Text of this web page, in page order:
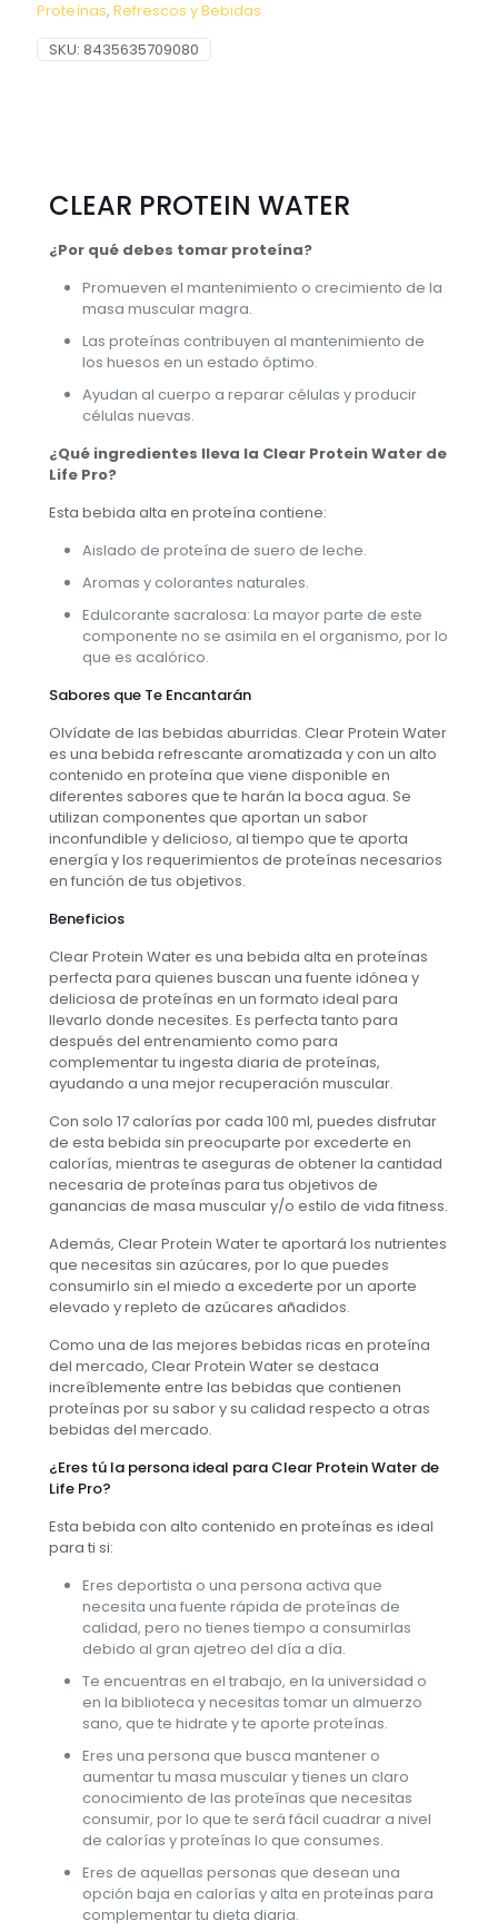
Proteínas, Refrescos y Bebidas
SKU: 8435635709080
CLEAR PROTEIN WATER
¿Por qué debes tomar proteína?
Promueven el mantenimiento o crecimiento de la
masa muscular magra.
Las proteínas contribuyen al mantenimiento de
los huesos en un estado óptimo.
Ayudan al cuerpo a reparar células y producir
células nuevas.
¿Qué ingredientes lleva la Clear Protein Water de
Life Pro?
Esta bebida alta en proteína contiene:
Aislado de proteína de suero de leche.
Aromas y colorantes naturales.
Edulcorante sacralosa: La mayor parte de este
componente no se asimila en el organismo, por lo
que es acalórico.
Sabores que Te Encantarán
Olvídate de las bebidas aburridas. Clear Protein Water
es una bebida refrescante aromatizada y con un alto
contenido en proteína que viene disponible en
diferentes sabores que te harán la boca agua. Se
utilizan componentes que aportan un sabor
inconfundible y delicioso, al tiempo que te aporta
energía y los requerimientos de proteínas necesarios
en función de tus objetivos.
Beneficios
Clear Protein Water es una bebida alta en proteínas
perfecta para quienes buscan una fuente idónea y
deliciosa de proteínas en un formato ideal para
llevarlo donde necesites. Es perfecta tanto para
después del entrenamiento como para
complementar tu ingesta diaria de proteínas,
ayudando a una mejor recuperación muscular.
Con solo 17 calorías por cada 100 ml, puedes disfrutar
de esta bebida sin preocuparte por excederte en
calorías, mientras te aseguras de obtener la cantidad
necesaria de proteínas para tus objetivos de
ganancias de masa muscular y/o estilo de vida fitness.
Además, Clear Protein Water te aportará los nutrientes
que necesitas sin azúcares, por lo que puedes
consumirlo sin el miedo a excederte por un aporte
elevado y repleto de azúcares añadidos.
Como una de las mejores bebidas ricas en proteína
del mercado, Clear Protein Water se destaca
increíblemente entre las bebidas que contienen
proteínas por su sabor y su calidad respecto a otras
bebidas del mercado.
¿Eres tú la persona ideal para Clear Protein Water de
Life Pro?
Esta bebida con alto contenido en proteínas es ideal
para ti si:
Eres deportista o una persona activa que
necesita una fuente rápida de proteínas de
calidad, pero no tienes tiempo a consumirlas
debido al gran ajetreo del día a día.
Te encuentras en el trabajo, en la universidad o
en la biblioteca y necesitas tomar un almuerzo
sano, que te hidrate y te aporte proteínas.
Eres una persona que busca mantener o
aumentar tu masa muscular y tienes un claro
conocimiento de las proteínas que necesitas
consumir, por lo que te será fácil cuadrar a nivel
de calorías y proteínas lo que consumes.
Eres de aquellas personas que desean una
opción baja en calorías y alta en proteínas para
complementar tu dieta diaria.